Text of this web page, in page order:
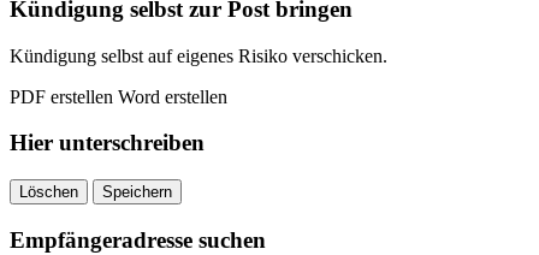
Kündigung selbst zur Post bringen
Kündigung selbst auf eigenes Risiko verschicken.
PDF erstellen Word erstellen
Hier unterschreiben
Löschen Speichern
Empfängeradresse suchen